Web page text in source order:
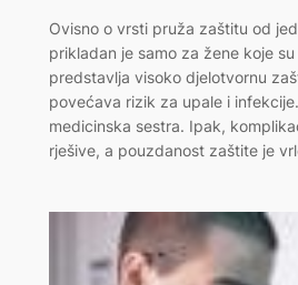
Ovisno o vrsti pruža zaštitu od
prikladan je samo za žene koje
predstavlja visoko djelotvornu
povećava rizik za upale i
medicinska sestra. Ipak,
rješive, a pouzdanost zaštite je